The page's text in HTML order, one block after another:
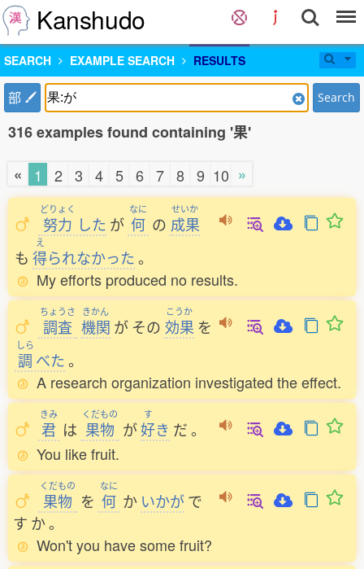
Kanshudo
SEARCH EXAMPLE SEARCH RESULTS
部 Search
316 examples found containing '果'
« 1 2 3 4 5 6 7 8 9 10 »
どりょく
努力 した が
なに
何 の
せいか
成果
も
え
得られなかった。
My efforts produced no results.
ちょうさ
調査
きかん
機関 が その
こうか
効果 を
しら
調 べた。
A research organization investigated the effect.
きみ
君 は
くだもの
果物 が
す
好き だ。
You like fruit.
くだもの
果物 を
なに
何 か いかがで
す か。
Won't you have some fruit?